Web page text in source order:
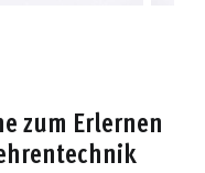
zum Erlernen